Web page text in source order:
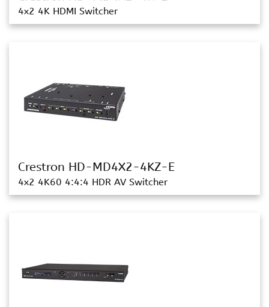
4x2 4K HDMI Switcher
Crestron HD-MD4X2-4KZ-E
4x2 4K60 4:4:4 HDR AV Switcher